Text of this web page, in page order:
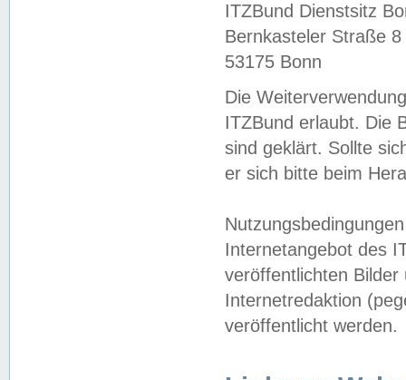
ITZBund Dienstsitz
Bernkasteler Straße 8
53175 Bonn
Die
ITZBund erlaubt. Die
sind geklärt. Sollte
er sich bitte beim
Internetangebot des
veröffentlichten
Internetredaktion
veröffentlicht werden.